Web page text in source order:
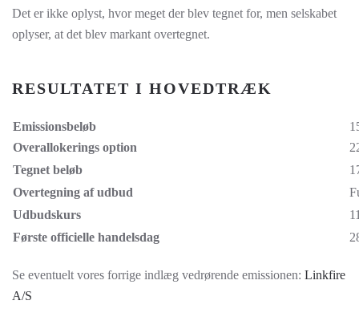
Det er ikke oplyst, hvor meget der blev tegnet for, men selskabet
oplyser, at det blev markant overtegnet.
RESULTATET I HOVEDTRÆK
Emissionsbeløb
Overallokerings option
Tegnet beløb
Overtegning af udbud
Udbudskurs
Første officielle handelsdag
Se eventuelt vores forrige indlæg vedrørende emissionen: Linkfire
A/S